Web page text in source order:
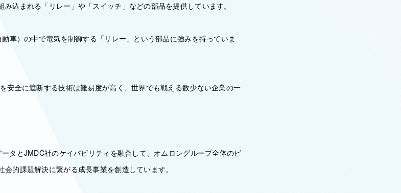
込まれる「リレー」や「スイッチ」などの部品を提供しています。
車）の中で電気を制御する「リレー」という部品に強みを持っていま
安全に遮断する技術は難易度が高く、世界でも戦える数少ない企業の一
タとJMDC社のケイパビリティを融合して、オムロングループ全体のビ
的課題解決に繋がる成長事業を創造しています。